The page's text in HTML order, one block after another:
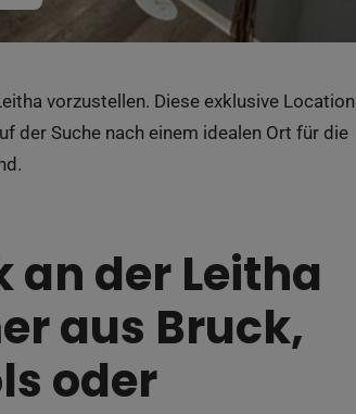
vorzustellen. Diese exklusive Location
der Suche nach einem idealen Ort für die
der Leitha
aus Bruck,
oder